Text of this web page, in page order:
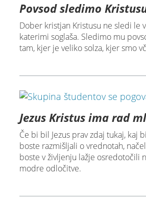
Povsod sledimo
Dober kristjan Kristusu ne sledi le
katerimi soglaša. Sledimo mu
tam, kjer je veliko solza, kjer smo
Jezus Kristus ima rad
Če bi bil Jezus prav zdaj tukaj, kaj
boste razmišljali o vrednotah,
boste v življenju lažje osredotočili
modre odločitve.